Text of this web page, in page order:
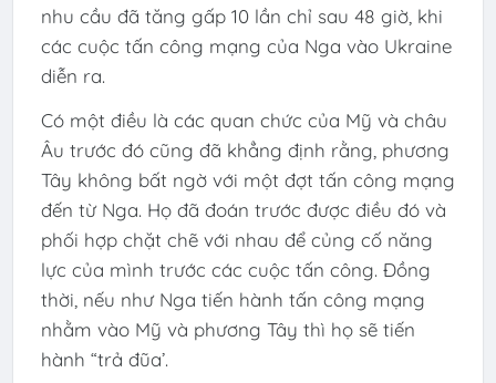
nhu cầu đã tăng gấp 10 lần chỉ sau 48 giờ, khi
các cuộc tấn công mạng của Nga vào Ukraine
diễn ra.
Có một điều là các quan chức của Mỹ và châu
Âu trước đó cũng đã khẳng định rằng, phương
Tây không bất ngờ với một đợt tấn công mạng
đến từ Nga. Họ đã đoán trước được điều đó và
phối hợp chặt chẽ với nhau để củng cố năng
lực của mình trước các cuộc tấn công. Đồng
thời, nếu như Nga tiến hành tấn công mạng
nhằm vào Mỹ và phương Tây thì họ sẽ tiến
hành “trả đũa’.